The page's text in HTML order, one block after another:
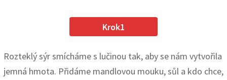
Krok1
Rozteklý sýr smícháme s lučinou tak, aby se nám vytvořila
jemná hmota. Přidáme mandlovou mouku, sůl a kdo chce,